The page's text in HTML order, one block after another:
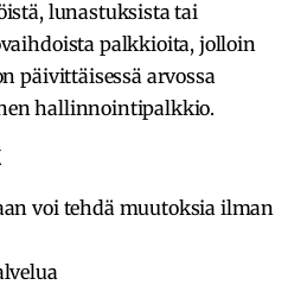
lunastuksista tai
palkkioita, jolloin
päivittäisessä arvossa
hallinnointipalkkio.
voi tehdä muutoksia ilman